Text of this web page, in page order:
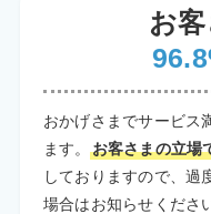
お
おかげさまでサービス
ます。お客さまの立場
しておりますので、過
場合はお知らせくださ